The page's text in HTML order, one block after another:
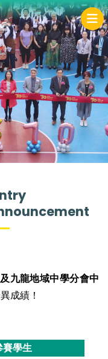
九龍地域中學分會中
成績！
賽學生